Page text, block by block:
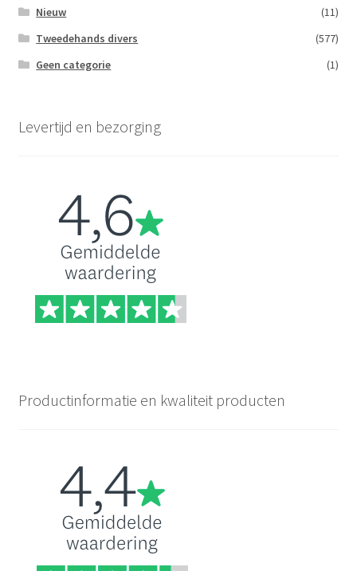
Nieuw
(11)
Tweedehands divers
(577)
Geen categorie
(1)
Levertijd en bezorging
Productinformatie en kwaliteit producten